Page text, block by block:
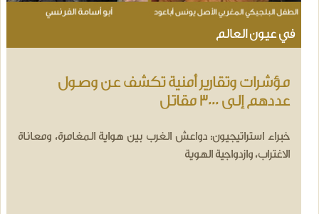
في عيون العالم
مؤشرات وتقارير أمنية تكشف عن وصول
عددهم إلى 3000 مقاتل
خبراء استراتيجيون: دواعش الغرب بين هواية المغامرة، ومعاناة
الاغتراب، وازدواجية الهوية